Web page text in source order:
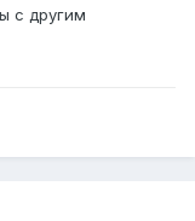
с другим